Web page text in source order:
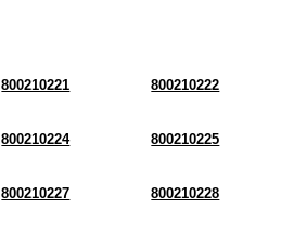
800210221 800210222
800210224 800210225
800210227 800210228